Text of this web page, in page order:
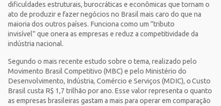
dificuldades estruturais, burocráticas e econômicas que tornam o
ato de produzir e fazer negócios no Brasil mais caro do que na
maioria dos outros países. Funciona como um "tributo
invisível" que onera as empresas e reduz a competitividade da
indústria nacional.
Segundo o mais recente estudo sobre o tema, realizado pelo
Movimento Brasil Competitivo (MBC) e pelo Ministério do
Desenvolvimento, Indústria, Comércio e Serviços (MDIC), o Custo
Brasil custa R$ 1,7 trilhão por ano. Esse valor representa o quanto
as empresas brasileiras gastam a mais para operar em comparação